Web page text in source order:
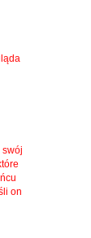
swój
on